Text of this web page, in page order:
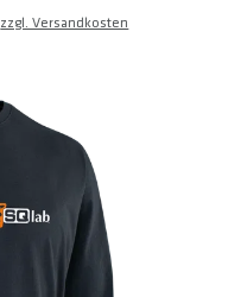
zzgl. Versandkosten